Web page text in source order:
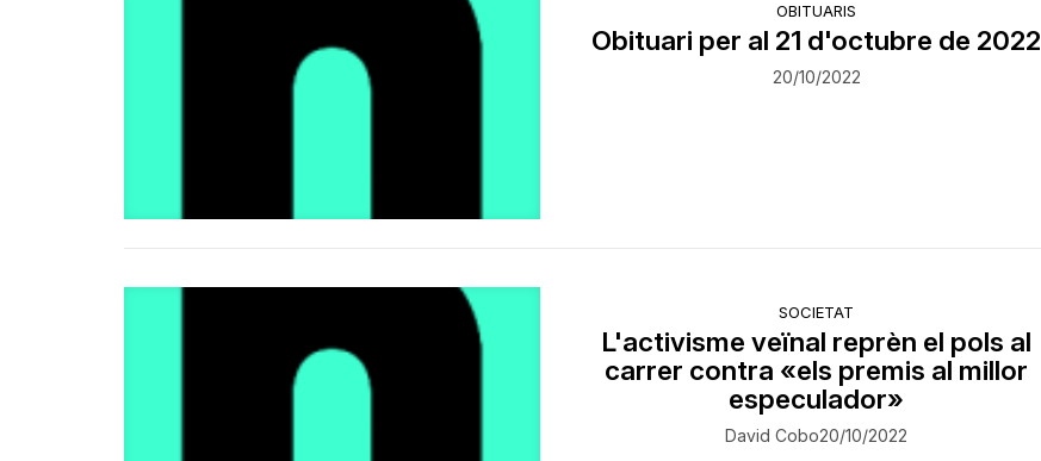
OBITUARIS
Obituari per al 21 d'octubre de 2022
20/10/2022
SOCIETAT
L'activisme veïnal reprèn el pols al
carrer contra «els premis al millor
especulador»
David Cobo20/10/2022